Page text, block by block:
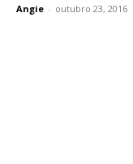
Angie - outubro 23, 2016